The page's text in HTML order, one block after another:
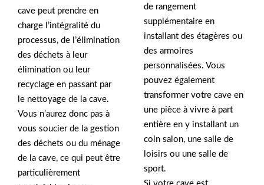
cave peut prendre en
charge l’intégralité du
processus, de l’élimination
des déchets à leur
élimination ou leur
recyclage en passant par
le nettoyage de la cave.
Vous n’aurez donc pas à
vous soucier de la gestion
des déchets ou du ménage
de la cave, ce qui peut être
particulièrement
de rangement
supplémentaire en
installant des étagères ou
des armoires
personnalisées. Vous
pouvez également
transformer votre cave en
une pièce à vivre à part
entière en y installant un
coin salon, une salle de
loisirs ou une salle de
sport.